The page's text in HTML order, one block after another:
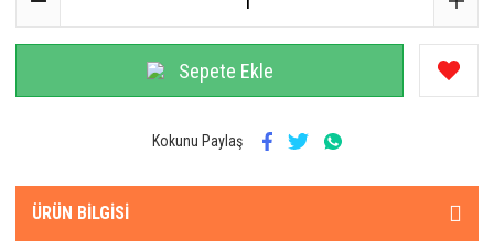
Sepete Ekle
Kokunu Paylaş
ÜRÜN BILGISI